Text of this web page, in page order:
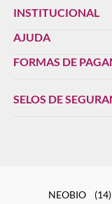
INSTITUCIONAL
AJUDA
FORMAS DE
SELOS DE
NEOBIO